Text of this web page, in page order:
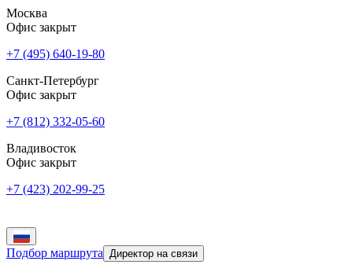
Москва
Офис закрыт
+7 (495) 640-19-80
Санкт-Петербург
Офис закрыт
+7 (812) 332-05-60
Владивосток
Офис закрыт
+7 (423) 202-99-25
Подбор маршрута Директор на связи